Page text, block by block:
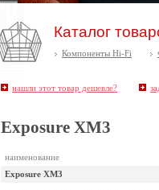
Каталог
Компоненты Hi-Fi
нашли этот товар дешевле?
Exposure ХМ3
наименование
Exposure ХМ3